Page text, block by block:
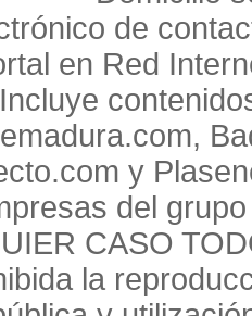
de
en Red
y
del
CASO
la